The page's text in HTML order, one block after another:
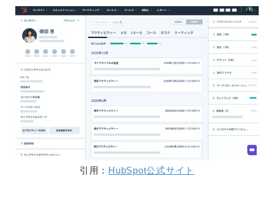
引用： HubSpot公式サイト